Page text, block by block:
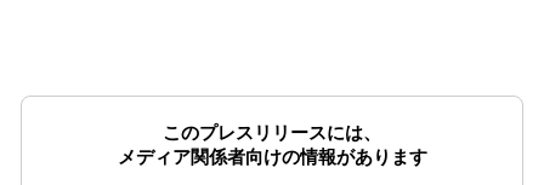
このプレスリリースには、
メディア関係者向けの情報があります